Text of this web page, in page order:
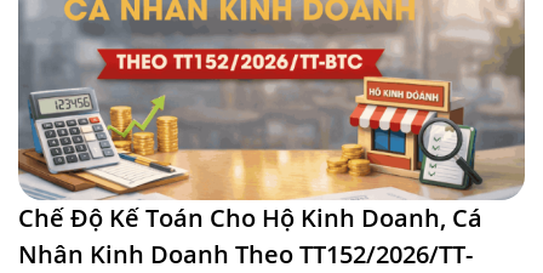
Chế Độ Kế Toán Cho Hộ Kinh Doanh, Cá
Nhân Kinh Doanh Theo TT152/2026/TT-